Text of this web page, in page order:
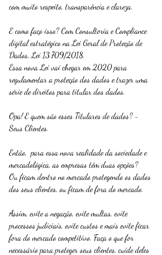
com muito respeito, transparência e clareza.
E como faço isso? Com Consultoria e Compliance
digital estratégico na Lei Geral de Proteção de
Dados, Lei 13.709/2018.
Essa nova Lei vai chegar em 2020 para
regulamentar a proteção dos dados e trazer uma
série de direitos para titular dos dados.
Opa! E quem são esses Titulares de dados? -
Seus Clientes.
Então,  para essa nova realidade da sociedade e
mercadológica, as empresas têm duas opções?
Ou ficam dentro no mercado protegendo os dados
dos seus clientes, ou ficam de fora do mercado.
Assim, evite a negação, evite multas, evite
processos judiciais, evite custos e mais evite ficar
fora do mercado competitivo. Faça o que for
necessário para proteger seus clientes, cuide deles